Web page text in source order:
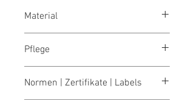
Material
60% Modacryl, 39% Baumwolle, 1%
Antistatik-Fasern, 350 g/m²
Pflege
Normen | Zertifikate | Labels